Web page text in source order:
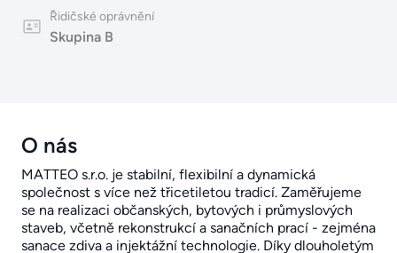
Řidičské oprávnění
Skupina B
O nás
MATTEO s.r.o. je stabilní, flexibilní a dynamická
společnost s více než třicetiletou tradicí. Zaměřujeme
se na realizaci občanských, bytových i průmyslových
staveb, včetně rekonstrukcí a sanačních prací - zejména
sanace zdiva a injektážní technologie. Díky dlouholetým